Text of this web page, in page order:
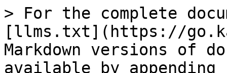
> For the complete
[llms.txt](https://
Markdown versions of
available by